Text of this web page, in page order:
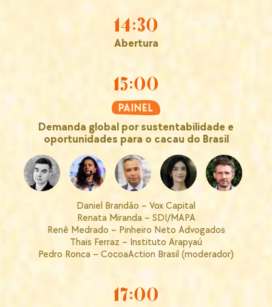
14:30
Abertura
15:00
Demanda global por sustentabilidade e
oportunidades para o cacau do Brasil
Daniel Brandão – Vox Capital
Renata Miranda – SDI/MAPA
Renê Medrado – Pinheiro Neto Advogados
Thais Ferraz – Instituto Arapyaú
Pedro Ronca – CocoaAction Brasil (moderador)
17:00